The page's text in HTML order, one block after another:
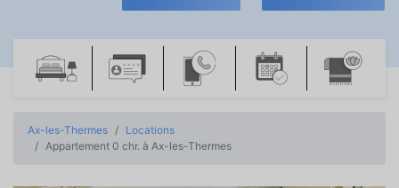
Ax-les-Thermes
Locations
Appartement 0 chr. à Ax-les-Thermes